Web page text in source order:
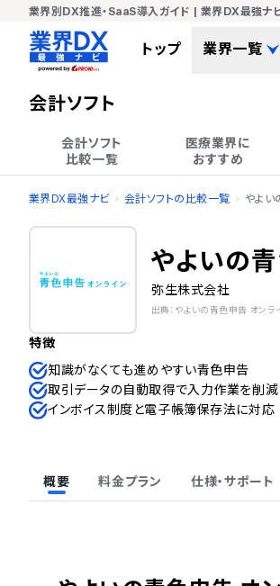
業界別DX推進・SaaS導入ガイド | 業界DX最強ナ
トップ 業界一覧
会計ソフト
会計ソフト
比較一覧
医療業界に
おすすめ
業界DX最強ナビ 会計ソフトの比較一覧 やよい
やよいの
弥生株式会社
出典：やよいの青色申告 オ
特徴
知識がなくても進めやすい青色申告
取引データの自動取得で入力作業を削減
インボイス制度と電子帳簿保存法に対応
概要 料金プラン 仕様・サポート